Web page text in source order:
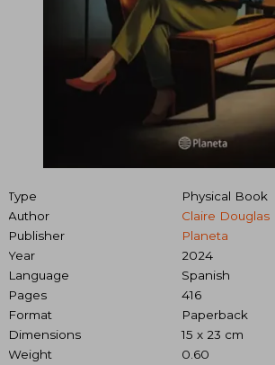
Type
Physical Book
Author
Claire Douglas
Publisher
Planeta
Year
2024
Language
Spanish
Pages
416
Format
Paperback
Dimensions
15 x 23 cm
Weight
0.60